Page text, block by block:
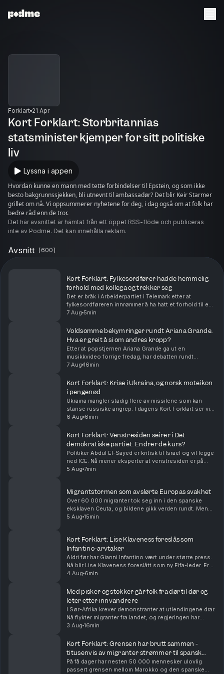
Forklart 21 Apr
Kort Forklart: Storbritannias
statsminister kjemper for sitt politiske
liv
Lyssna i appen
Hvordan kunne en mann med tette forbindelser til Epstein, og som ikke
besto bakgrunnssjekken, bli utnevnt til ambassadør? Det blir Keir Starmer
grillet om nå. Vi oppsummerer nyhetene for deg, i dag også om at folk har
bedre råd enn de tror.
Det här avsnittet är hämtat från ett öppet RSS-flöde och publiceras
inte av Podme. Det kan innehålla reklam.
Avsnitt (600)
Kort Forklart: Fylkesordfører hadde hemmelig
forhold med kollega og trekker seg
Det er bråk i Arbeiderpartiet i Telemark etter at
fylkesordføreren innrømmer å ha hatt et forhold til en
kollega. Partiet beskriver saken som alvorlig. Vi
7 Aug 5min
Voldsomme bekymringer rundt Ariana Grande.
Hva er greit å si om andres kropp?
Etter at popstjernen Ariana Grande ga ut en
musikkvideo forrige fredag, har debatten rundt
kroppen hennes rast. Bekymrede fans verden over
artisten seg t...
7 Aug 16min
Kort Forklart: Krise i Ukraina, og norsk moteikon
i pengenød
Ukraina mangler stadig flere av missilene som kan
stanse russiske angrep. I dagens Kort Forklart ser vi
på hvorfor det skjer – og hvilke konsekvenser det kan
6 Aug 6min
Kort Forklart: Venstresiden seirer i Det
demokratiske partiet. Endrer de kurs?
Politiker Abdul El-Sayed er kritisk til Israel og vil legge
ned ICE. Nå mener eksperter at venstresiden er på
fremmarsj i Det demokratiske partiet i USA. Vi
5 Aug 7min
Migrantstormen som avslørte Europas svakhet
Over 60 000 migranter tok seg inn i den spanske
eksklaven Ceuta, og bildene gikk verden rundt. Men
den virale fortellingen om hva som skjedde kan bli
5 Aug 15min
Kort Forklart: Lise Klaveness foreslås som
Infantino-arvtaker
Aldri før har Gianni Infantino vært under større press.
Nå blir Lise Klaveness foreslått som ny Fifa-leder. Er
det realistisk? Vi oppsummerer nyhetene for deg, i
4 Aug 6min
Med pisker og stokker går folk fra dør til dør og
leter etter innvandrere
I Sør-Afrika krever demonstranter at utlendingene drar.
Nå flykter migranter fra landet, og regjeringen har
deportert over 50 000. Både folk i gatene og
3 Aug 16min
Kort Forklart: Grensen har brutt sammen -
titusenvis av migranter strømmer til spansk
eksklave
På få dager har nesten 50 000 mennesker ulovlig
passert grensen mellom Marokko og den spanske